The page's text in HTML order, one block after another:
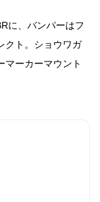
に、バンパーはフ
クト。ショウワガ
マーカーマウント